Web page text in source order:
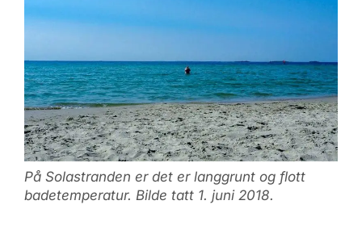
På Solastranden er det er langgrunt og flott
badetemperatur. Bilde tatt 1. juni 2018.